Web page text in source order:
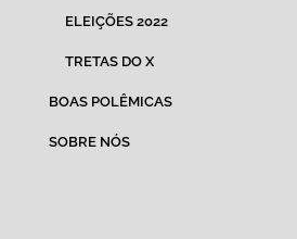
ELEIÇÕES 2022
TRETAS DO X
BOAS POLÊMICAS
SOBRE NÓS